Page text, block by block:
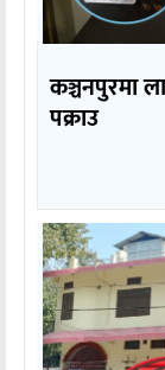
कञ्चनपुरमा
पक्राउ